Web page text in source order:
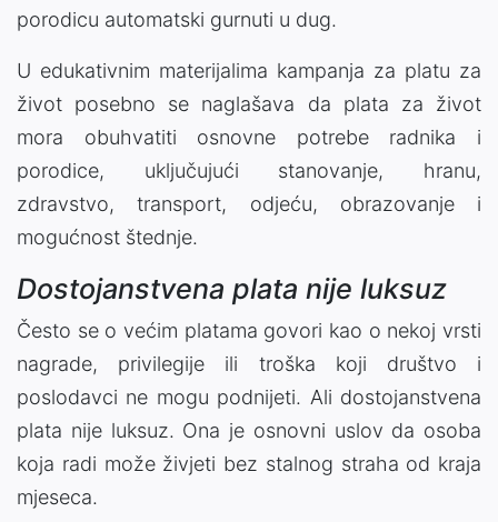
porodicu automatski gurnuti u dug.
U edukativnim materijalima kampanja za platu za
život posebno se naglašava da plata za život
mora obuhvatiti osnovne potrebe radnika i
porodice, uključujući stanovanje, hranu,
zdravstvo, transport, odjeću, obrazovanje i
mogućnost štednje.
Dostojanstvena plata nije luksuz
Često se o većim platama govori kao o nekoj vrsti
nagrade, privilegije ili troška koji društvo i
poslodavci ne mogu podnijeti. Ali dostojanstvena
plata nije luksuz. Ona je osnovni uslov da osoba
koja radi može živjeti bez stalnog straha od kraja
mjeseca.